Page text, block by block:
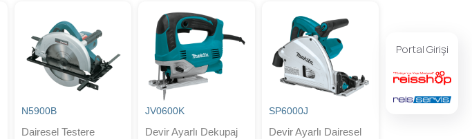
N5900B
Dairesel Testere
JV0600K
Devir Ayarlı Dekupaj
SP6000J
Devir Ayarlı Dairesel
Portal Girişi